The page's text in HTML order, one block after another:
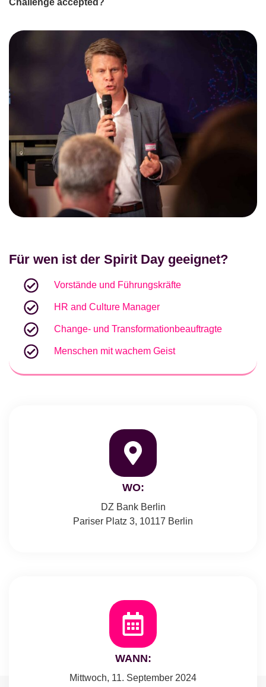
Challenge accepted?
Für wen ist der Spirit Day geeignet?
Vorstände und Führungskräfte
HR and Culture Manager
Change- und Transformationbeauftragte
Menschen mit wachem Geist
WO:
DZ Bank Berlin
Pariser Platz 3, 10117 Berlin
WANN:
Mittwoch, 11. September 2024